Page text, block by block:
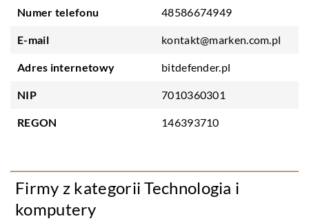
Numer telefonu 48586674949
E-mail kontakt@marken.com.pl
Adres internetowy bitdefender.pl
NIP 7010360301
REGON 146393710
Firmy z kategorii Technologia i
komputery